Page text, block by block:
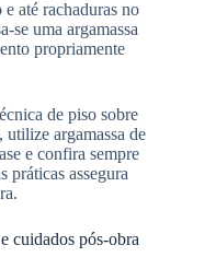
até rachaduras no
se uma argamassa
propriamente
de piso sobre
argamassa de
e confira sempre
práticas assegura
cuidados pós-obra